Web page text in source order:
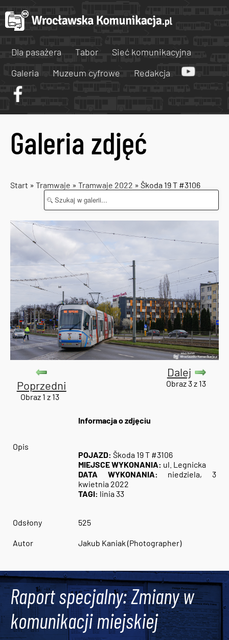
Dla pasażera Tabor
Sieć komunikacyjna
Galeria
Muzeum cyfrowe Redakcja
Galeria zdjęć
Start » Tramwaje » Tramwaje 2022 » Škoda 19 T #3106
Poprzedni
Obraz 1 z 13
Dalej
Obraz 3 z 13
Informacja o zdjęciu
Opis
POJAZD: Škoda 19 T #3106
MIEJSCE WYKONANIA: ul. Legnicka
DATA WYKONANIA: niedziela, 3
kwietnia 2022
TAGI: linia 33
Odsłony 525
Autor Jakub Kaniak (Photographer)
Raport specjalny: Zmiany w
komunikacji miejskiej